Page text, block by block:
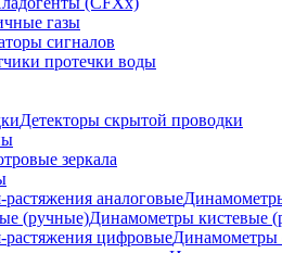
газы
сигналов
протечки воды
Детекторы скрытой проводки
зеркала
Динамометры кистевые
Динамометры